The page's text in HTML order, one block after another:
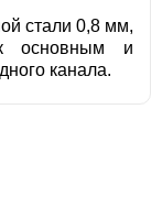
стали 0,8 мм,
к основным и
канала.